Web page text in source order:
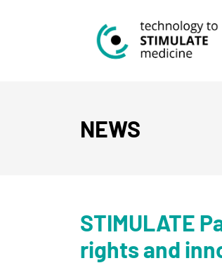
NEWS
STIMULATE
rights and